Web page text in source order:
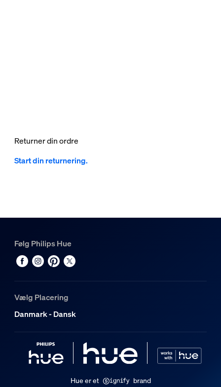
Returner din ordre
Start din returnering.
Følg Philips Hue
Vælg Placering
Danmark - Dansk
Hue er et brand